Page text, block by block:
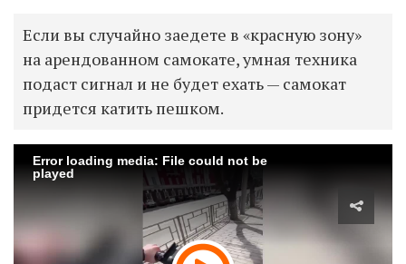
Если вы случайно заедете в «красную зону»
на арендованном самокате, умная техника
подаст сигнал и не будет ехать — самокат
придется катить пешком.
Error loading media: File could not be
played